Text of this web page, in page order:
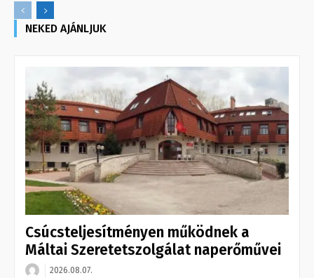
NEKED AJÁNLJUK
Csúcsteljesítményen működnek a
Máltai Szeretetszolgálat naperőművei
2026.08.07.